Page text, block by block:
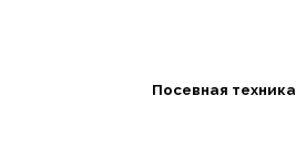
Посевная техника